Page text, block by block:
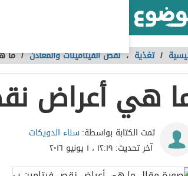
/ تغذية ،نقص الفيتامينات والمعادن /ما
هي أعراض
تمت الكتابة بواسطة:سناء الدويكات
آخر تحديث: ١٢:١٩ ، ١ يونيو ٢٠١٦